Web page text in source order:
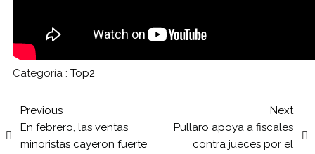
Categoría : Top2
Previous
En febrero, las ventas
minoristas cayeron fuerte
Next
Pullaro apoya a fiscales
contra jueces por el